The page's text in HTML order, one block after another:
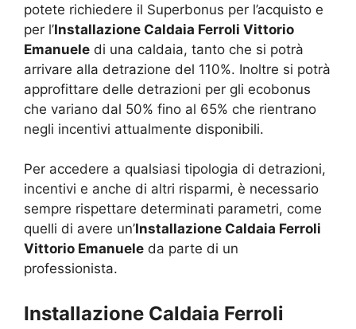
potete richiedere il Superbonus per l’acquisto e
per l’Installazione Caldaia Ferroli Vittorio
Emanuele di una caldaia, tanto che si potrà
arrivare alla detrazione del 110%. Inoltre si potrà
approfittare delle detrazioni per gli ecobonus
che variano dal 50% fino al 65% che rientrano
negli incentivi attualmente disponibili.
Per accedere a qualsiasi tipologia di detrazioni,
incentivi e anche di altri risparmi, è necessario
sempre rispettare determinati parametri, come
quelli di avere un’Installazione Caldaia Ferroli
Vittorio Emanuele da parte di un
professionista.
Installazione Caldaia Ferroli